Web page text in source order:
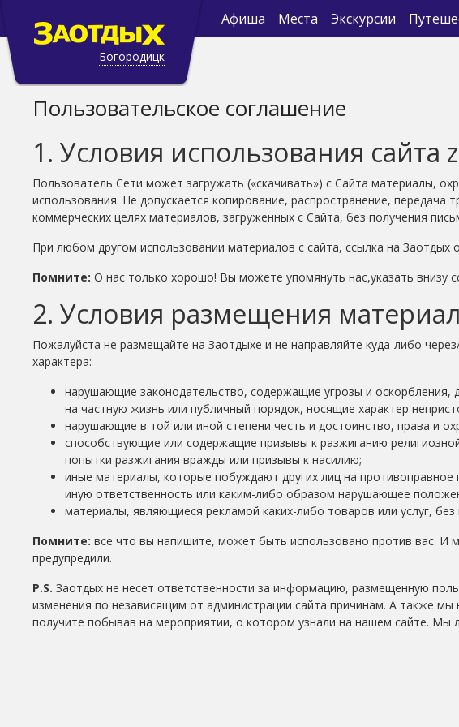
Богородицк
Афиша Места Экскурсии
Пользовательское соглашение
1. Условия использования сайта
Пользователь Сети может загружать («скачивать») с Сайта материалы,
использования. Не допускается копирование, распространение,
коммерческих целях материалов, загруженных с Сайта, без получения
При любом другом использовании материалов с сайта, ссылка на Заотдых
Помните: О нас только хорошо! Вы можете упомянуть нас,указать внизу
2. Условия размещения
Пожалуйста не размещайте на Заотдыхе и не направляйте куда-либо
характера:
нарушающие законодательство, содержащие угрозы и
на частную жизнь или публичный порядок, носящие характер
нарушающие в той или иной степени честь и достоинство, права и
способствующие или содержащие призывы к разжиганию
попытки разжигания вражды или призывы к насилию;
иные материалы, которые побуждают других лиц на
иную ответственность или каким-либо образом нарушающее
материалы, являющиеся рекламой каких-либо товаров или услуг,
Помните: все что вы напишите, может быть использовано против вас.
предупредили.
P.S. Заотдых не несет ответственности за информацию, размещенную
изменения по независящим от администрации сайта причинам. А также
получите побывав на мероприятии, о котором узнали на нашем сайте. Мы